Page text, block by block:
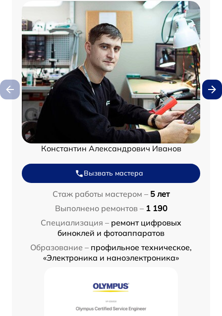
Константин Александрович Иванов
Вызвать мастера
Стаж работы мастером – 5 лет
Выполнено ремонтов – 1 190
Специализация – ремонт цифровых
биноклей и фотоаппаратов
Образование – профильное техническое,
«Электроника и наноэлектроника»